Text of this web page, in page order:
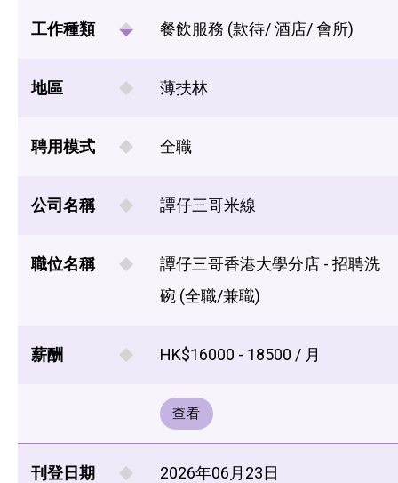
工作種類 餐飲服務 (款待/ 酒店/ 會所)
地區 薄扶林
聘用模式 全職
公司名稱 譚仔三哥米線
職位名稱
譚仔三哥香港大學分店 - 招聘洗
碗 (全職/兼職)
薪酬 HK$16000 - 18500 / 月
查看
刊登日期 2026年06月23日